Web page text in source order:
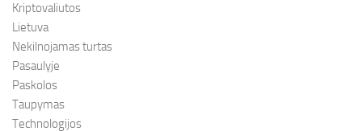
Kriptovaliutos
Lietuva
Nekilnojamas turtas
Pasaulyje
Paskolos
Taupymas
Technologijos